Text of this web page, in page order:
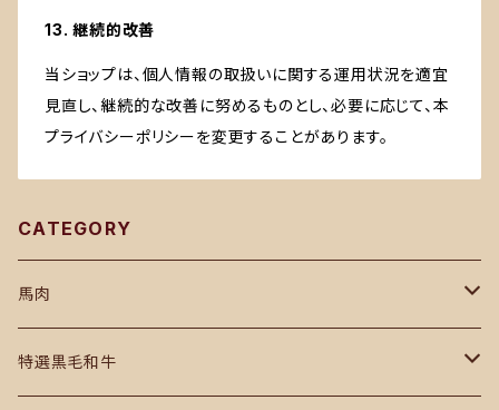
13. 継続的改善
当ショップは、個人情報の取扱いに関する運用状況を適宜
見直し、継続的な改善に努めるものとし、必要に応じて、本
プライバシーポリシーを変更することがあります。
CATEGORY
馬肉
馬刺し
特選黒毛和牛